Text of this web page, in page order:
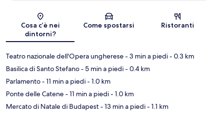
Mappa
Cosa c’è nei
dintorni?
Come spostarsi Ristoranti
Teatro nazionale dell'Opera ungherese- 3 min a piedi- 0.3 km
Basilica di Santo Stefano- 5 min a piedi- 0.4 km
Parlamento- 11 min a piedi- 1.0 km
Ponte delle Catene- 11 min a piedi- 1.0 km
Mercato di Natale di Budapest- 13 min a piedi- 1.1 km